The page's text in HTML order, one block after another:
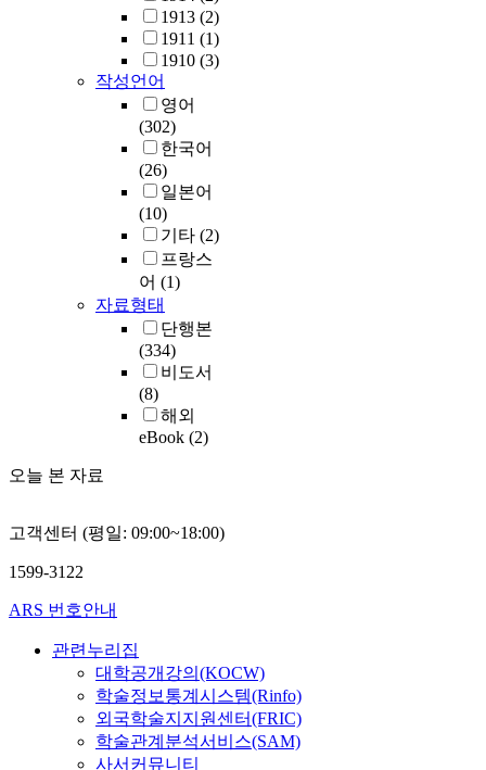
1913 (2)
1911 (1)
1910 (3)
작성언어
영어
(302)
한국어
(26)
일본어
(10)
기타 (2)
프랑스
어 (1)
자료형태
단행본
(334)
비도서
(8)
해외
eBook (2)
오늘 본 자료
고객센터 (평일: 09:00~18:00)
1599-3122
ARS 번호안내
관련누리집
대학공개강의(KOCW)
학술정보통계시스템(Rinfo)
외국학술지지원센터(FRIC)
학술관계분석서비스(SAM)
사서커뮤니티